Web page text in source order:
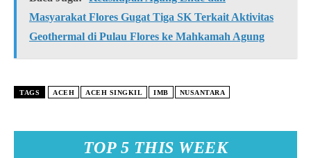
TOP 5 THIS WEEK
Masyarakat Flores Gugat Tiga SK Terkait Aktivitas
Geothermal di Pulau Flores ke Mahkamah Agung
TAGS ACEH ACEH SINGKIL IMB NUSANTARA